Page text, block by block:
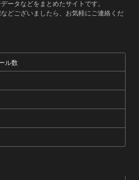
ータなどをまとめたサイトです。
どございましたら、お気軽にご連絡くだ
ル数